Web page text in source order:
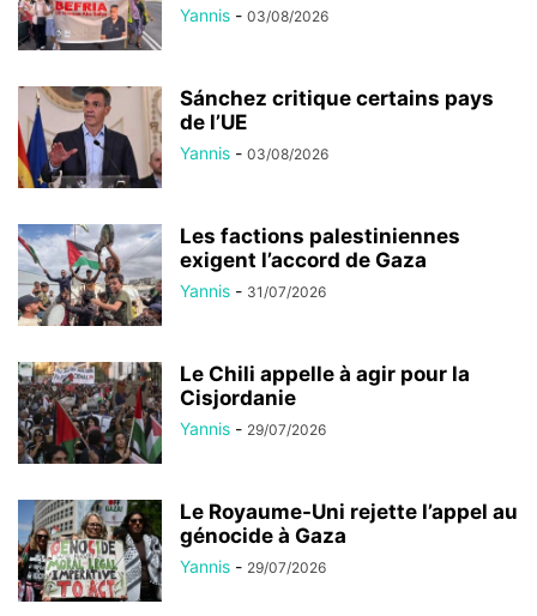
Yannis - 03/08/2026
Sánchez critique certains pays
de l’UE
Yannis - 03/08/2026
Les factions palestiniennes
exigent l’accord de Gaza
Yannis - 31/07/2026
Le Chili appelle à agir pour la
Cisjordanie
Yannis - 29/07/2026
Le Royaume-Uni rejette l’appel au
génocide à Gaza
Yannis - 29/07/2026